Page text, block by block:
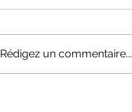
Rédigez un commentaire...